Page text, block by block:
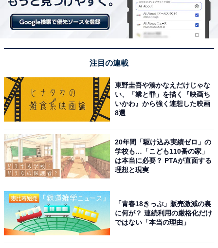
注目の連載
東野圭吾や湊かなえだけじゃな
い、「業と罪」を描く『映画ち
いかわ』から強く連想した映画
8選
20年間「駆け込み実績ゼロ」の
学校も…「こども110番の家」
は本当に必要？ PTAが直面する
理想と現実
「青春18きっぷ」販売激減の裏
に何が？ 連続利用の厳格化だけ
ではない「本当の理由」